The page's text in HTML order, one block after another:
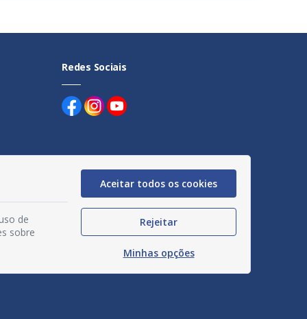
Redes Sociais
de
sobre
Aceitar todos os cookies
Rejeitar
Minhas opções